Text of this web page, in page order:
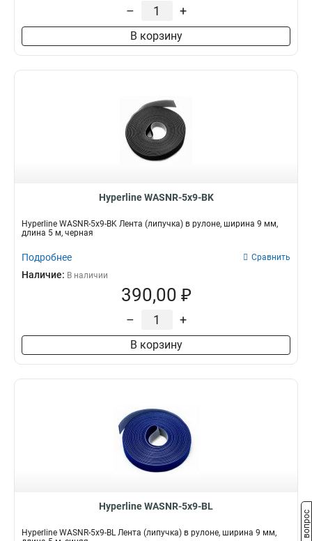
– +
В корзину
Hyperline WASNR-5x9-BK
Hyperline WASNR-5x9-BK Лента (липучка) в рулоне, ширина 9 мм,
длина 5 м, черная
Подробнее Сравнить
Наличие: В наличии
390,00 ₽
– +
В корзину
Hyperline WASNR-5x9-BL
Hyperline WASNR-5x9-BL Лента (липучка) в рулоне, ширина 9 мм,